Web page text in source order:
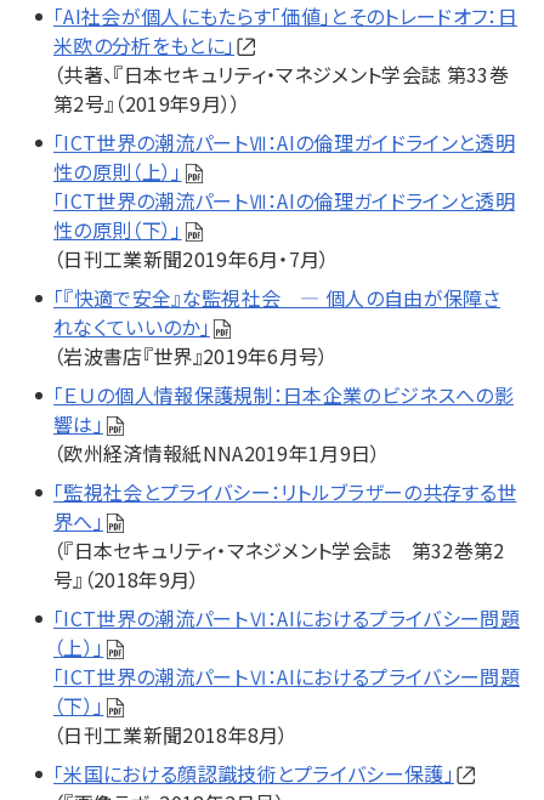
「AI社会が個人にもたらす「価値」とそのトレードオフ：日
米欧の分析をもとに」
（共著、『日本セキュリティ・マネジメント学会誌 第33巻
第2号』（2019年9月））
「ICT世界の潮流パートⅦ：AIの倫理ガイドラインと透明
性の原則（上）」
「ICT世界の潮流パートⅦ：AIの倫理ガイドラインと透明
性の原則（下）」
（日刊工業新聞2019年6月・7月）
「『快適で安全』な監視社会 ― 個人の自由が保障さ
れなくていいのか」
（岩波書店『世界』2019年6月号）
「ＥＵの個人情報保護規制：日本企業のビジネスへの影
響は」
（欧州経済情報紙NNA2019年1月9日）
「監視社会とプライバシー：リトルブラザーの共存する世
界へ」
（『日本セキュリティ・マネジメント学会誌 第32巻第2
号』（2018年9月）
「ICT世界の潮流パートⅥ：AIにおけるプライバシー問題
（上）」
「ICT世界の潮流パートⅥ：AIにおけるプライバシー問題
（下）」
（日刊工業新聞2018年8月）
「米国における顔認識技術とプライバシー保護」